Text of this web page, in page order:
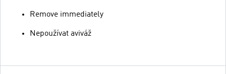
Remove immediately
Nepoužívat aviváž